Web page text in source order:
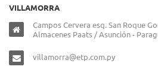
VILLAMORRA
Campos Cervera esq. San Roque
Almacenes Paats / Asunción -
villamorra@etp.com.py